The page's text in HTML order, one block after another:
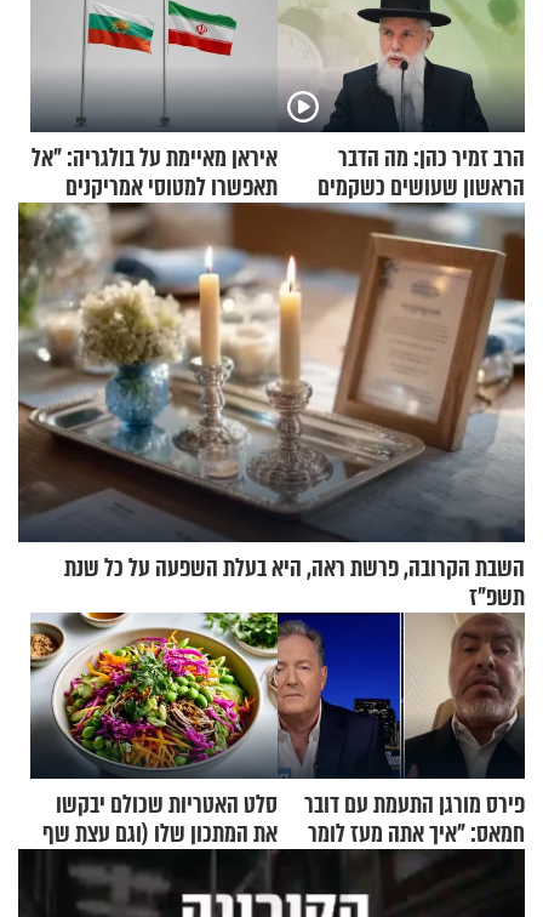
הרב זמיר כהן: מה הדבר
הראשון שעושים כשקמים
בבוקר?
איראן מאיימת על בולגריה: "אל
תאפשרו למטוסי אמריקנים
להמריא מהשטח שלכם"
השבת הקרובה, פרשת ראה, היא בעלת השפעה על כל שנת
תשפ"ז
פירס מורגן התעמת עם דובר
חמאס: "איך אתה מעז לומר
שלא ביצעתם פשעי מלחמה?!"
סלט האטריות שכולם יבקשו
את המתכון שלו (וגם עצת שף
להגשת הרוטב)